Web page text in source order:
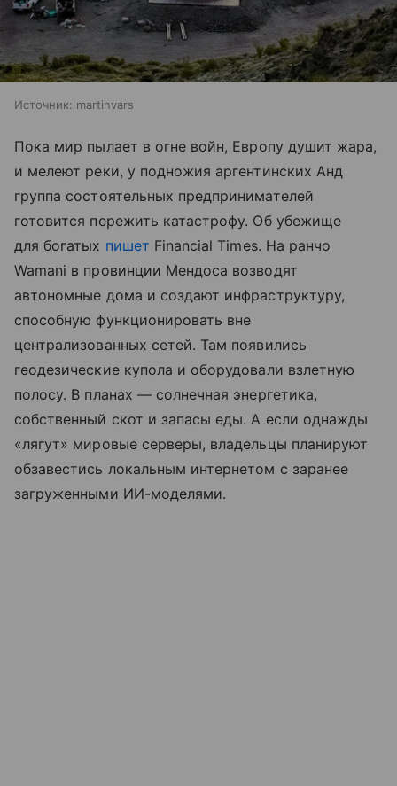
Источник: martinvars
Пока мир пылает в огне войн, Европу душит жара,
и мелеют реки, у подножия аргентинских Анд
группа состоятельных предпринимателей
готовится пережить катастрофу. Об убежище
для богатых пишет Financial Times. На ранчо
Wamani в провинции Мендоса возводят
автономные дома и создают инфраструктуру,
способную функционировать вне
централизованных сетей. Там появились
геодезические купола и оборудовали взлетную
полосу. В планах — солнечная энергетика,
собственный скот и запасы еды. А если однажды
«лягут» мировые серверы, владельцы планируют
обзавестись локальным интернетом с заранее
загруженными ИИ-моделями.